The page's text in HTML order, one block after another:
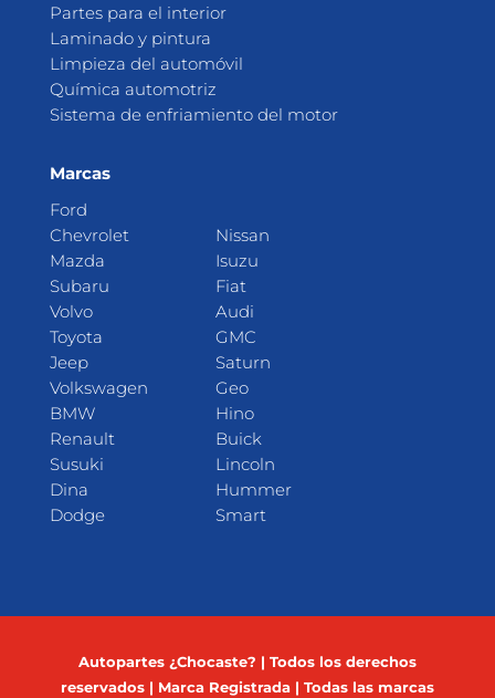
Partes para el interior
Laminado y pintura
Limpieza del automóvil
Química automotriz
Sistema de enfriamiento del motor
Marcas
Ford
Chevrolet
Mazda
Subaru
Volvo
Toyota
Jeep
Volkswagen
BMW
Renault
Susuki
Dina
Dodge
Nissan
Isuzu
Fiat
Audi
GMC
Saturn
Geo
Hino
Buick
Lincoln
Hummer
Smart
Autopartes ¿Chocaste? | Todos los derechos
reservados | Marca Registrada | Todas las marcas